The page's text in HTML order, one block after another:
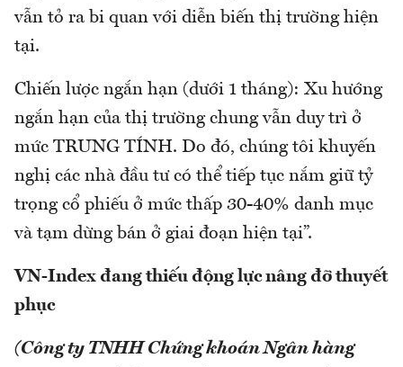
vẫn tỏ ra bi quan với diễn biến thị trường hiện
tại.
Chiến lược ngắn hạn (dưới 1 tháng): Xu hướng
ngắn hạn của thị trường chung vẫn duy trì ở
mức TRUNG TÍNH. Do đó, chúng tôi khuyến
nghị các nhà đầu tư có thể tiếp tục nắm giữ tỷ
trọng cổ phiếu ở mức thấp 30-40% danh mục
và tạm dừng bán ở giai đoạn hiện tại”.
VN-Index đang thiếu động lực nâng đỡ thuyết
phục
(Công ty TNHH Chứng khoán Ngân hàng